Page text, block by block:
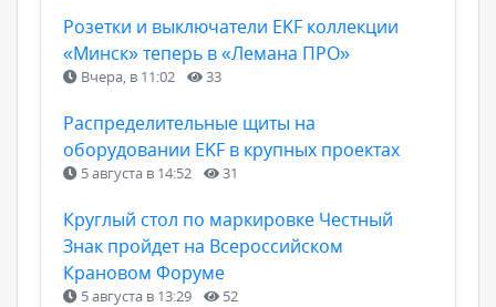
Розетки и выключатели EKF коллекции
«Минск» теперь в «Лемана ПРО»
Вчера, в 11:02 33
Распределительные щиты на
оборудовании EKF в крупных проектах
5 августа в 14:52 31
Круглый стол по маркировке Честный
Знак пройдет на Всероссийском
Крановом Форуме
5 августа в 13:29 52